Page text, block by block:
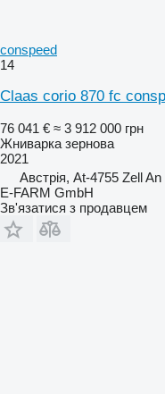
conspeed
14
Claas corio 870 fc
76 041 € ≈ 3 912 000 грн
Жниварка зернова
2021
Австрія, At-4755 Zell
E-FARM GmbH
Зв'язатися з продавцем